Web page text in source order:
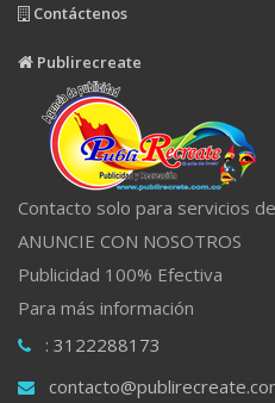
Contáctenos
Publirecreate
Contacto solo para servicios
ANUNCIE CON NOSOTROS
Publicidad 100% Efectiva
Para más información
: 3122288173